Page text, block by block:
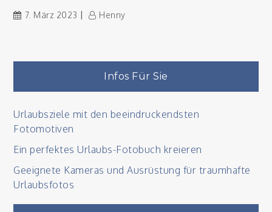
7. März 2023 Henny
Infos Für Sie
Urlaubsziele mit den beeindruckendsten
Fotomotiven
Ein perfektes Urlaubs-Fotobuch kreieren
Geeignete Kameras und Ausrüstung für traumhafte
Urlaubsfotos